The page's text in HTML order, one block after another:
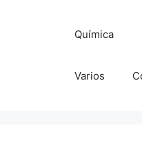
Química
Varios